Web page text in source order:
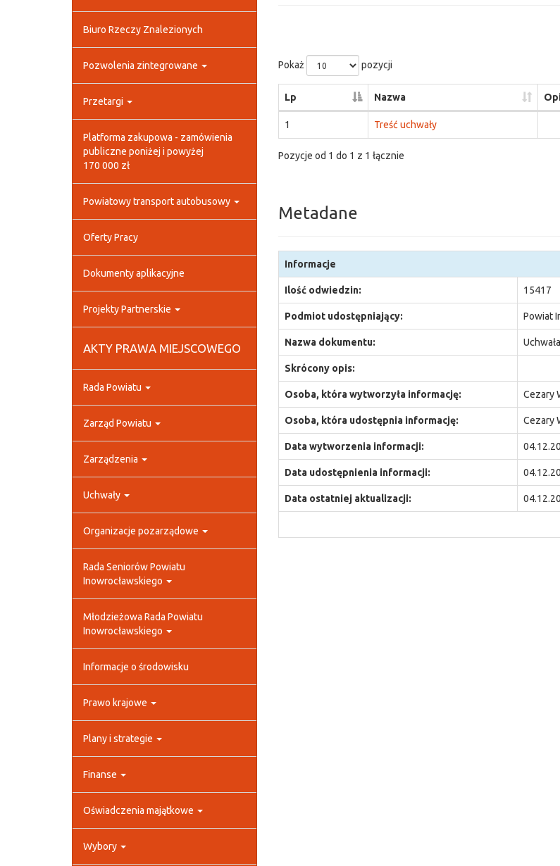
Biuro Rzeczy Znalezionych
Pozwolenia zintegrowane
Przetargi
Platforma zakupowa - zamówienia
publiczne poniżej i powyżej
170 000 zł
Powiatowy transport autobusowy
Oferty Pracy
Dokumenty aplikacyjne
Projekty Partnerskie
AKTY PRAWA MIEJSCOWEGO
Rada Powiatu
Zarząd Powiatu
Zarządzenia
Uchwały
Organizacje pozarządowe
Rada Seniorów Powiatu
Inowrocławskiego
Młodzieżowa Rada Powiatu
Inowrocławskiego
Informacje o środowisku
Prawo krajowe
Plany i strategie
Finanse
Oświadczenia majątkowe
Wybory
Pokaż pozycji
Lp Nazwa
1 Treść uchwały
Pozycje od 1 do 1 z 1 łącznie
Metadane
Informacje
Ilość odwiedzin: 15417
Podmiot udostępniający: Powiat
Nazwa dokumentu:
Skrócony opis:
Osoba, która wytworzyła informację: Cezary
Osoba, która udostępnia informację: Cezary
Data wytworzenia informacji:
Data udostępnienia informacji:
Data ostatniej aktualizacji: